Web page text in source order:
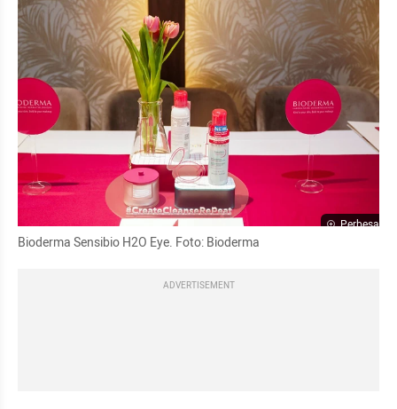
Perbesar
Bioderma Sensibio H2O Eye. Foto: Bioderma
ADVERTISEMENT